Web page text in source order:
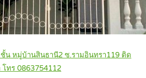
ชั้น หมู่บ้านสินธานี2 ซ.รามอินทรา119 ติด
ทร 0863754112